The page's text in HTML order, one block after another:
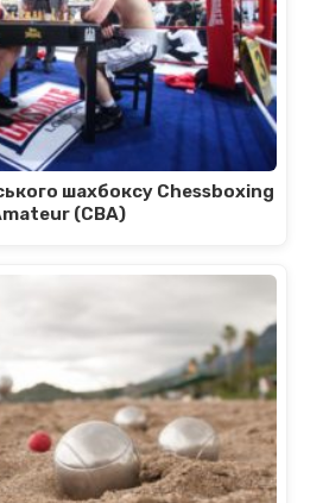
шахбоксу Chessboxing
(CBA)